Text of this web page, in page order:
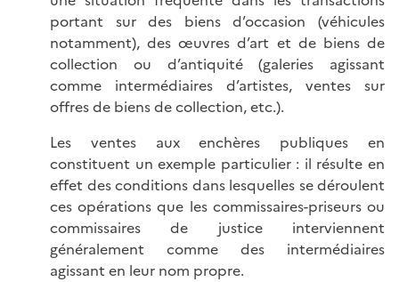
portant sur des biens d’occasion (véhicules
notamment), des œuvres d’art et de biens de
collection ou d’antiquité (galeries agissant
comme intermédiaires d’artistes, ventes sur
offres de biens de collection, etc.).
Les ventes aux enchères publiques en
constituent un exemple particulier : il résulte en
effet des conditions dans lesquelles se déroulent
ces opérations que les commissaires-priseurs ou
commissaires de justice interviennent
généralement comme des intermédiaires
agissant en leur nom propre.